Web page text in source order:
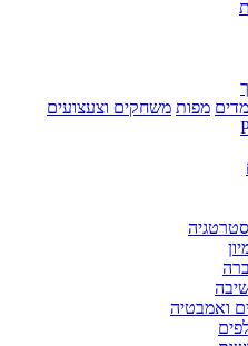
מפות משחקים וצעצועים
ואמבטיה